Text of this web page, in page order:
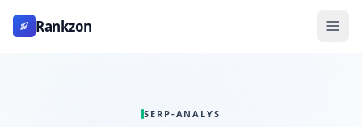
Rankzon
SERP-ANALYS